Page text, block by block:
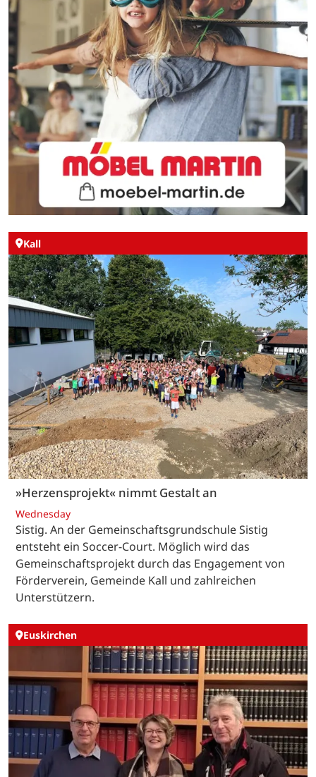
Kall
»Herzensprojekt« nimmt Gestalt an
Wednesday
Sistig. An der Gemeinschaftsgrundschule Sistig
entsteht ein Soccer-Court. Möglich wird das
Gemeinschaftsprojekt durch das Engagement von
Förderverein, Gemeinde Kall und zahlreichen
Unterstützern.
Euskirchen